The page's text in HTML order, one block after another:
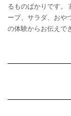
るものばかりです。
ープ、サラダ、おや
の体験からお伝えで